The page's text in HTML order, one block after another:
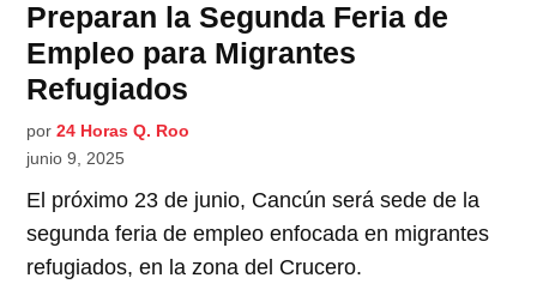
Preparan la Segunda Feria de
Empleo para Migrantes
Refugiados
por 24 Horas Q. Roo
junio 9, 2025
El próximo 23 de junio, Cancún será sede de la
segunda feria de empleo enfocada en migrantes
refugiados, en la zona del Crucero.